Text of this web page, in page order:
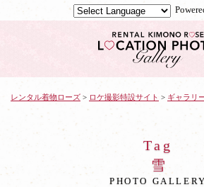
ロ
ロ
レンタル着物ローズ > ロケ撮影特設サイト > ギャラリ
Tag
雪
PHOTO GALLERY